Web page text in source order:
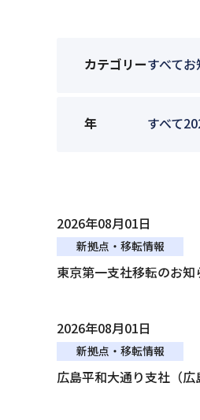
カテゴリーすべてお
年 すべて
2026年08月01日
新拠点・移転情報
東京第一支社移転のお知
2026年08月01日
新拠点・移転情報
広島平和大通り支社（